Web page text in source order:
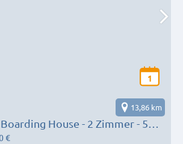
1
House - 2 Zimmer - 5
vom Römer und 3 Zimmer
13,86 km
€